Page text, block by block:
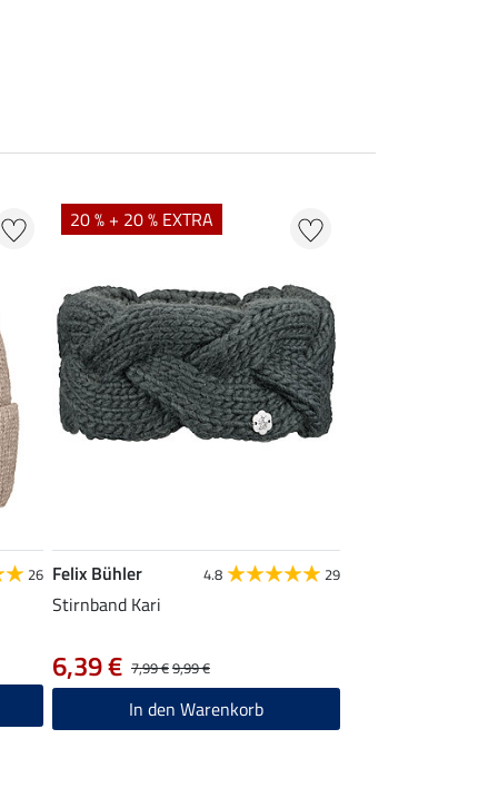
26
20 % + 20 % EXTRA
Felix Bühler 4.8 29
Stirnband Kari
7,99 €9,99 €
6,39 €
In den Warenkorb